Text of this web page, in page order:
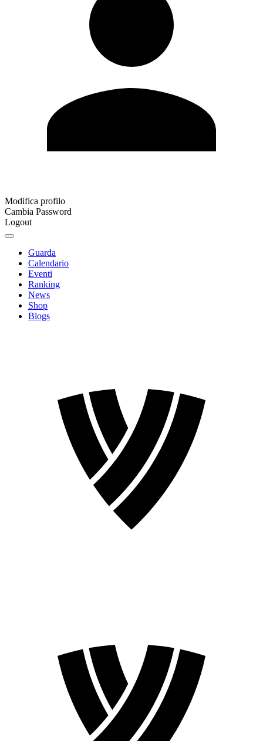
Modifica profilo
Cambia Password
Logout
Guarda
Calendario
Eventi
Ranking
News
Shop
Blogs